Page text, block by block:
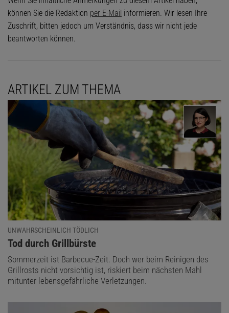
können Sie die Redaktion per E-Mail informieren. Wir lesen Ihre
Zuschrift, bitten jedoch um Verständnis, dass wir nicht jede
beantworten können.
ARTIKEL ZUM THEMA
UNWAHRSCHEINLICH TÖDLICH
:
Tod durch Grillbürste
Sommerzeit ist Barbecue-Zeit. Doch wer beim Reinigen des
Grillrosts nicht vorsichtig ist, riskiert beim nächsten Mahl
mitunter lebensgefährliche Verletzungen.